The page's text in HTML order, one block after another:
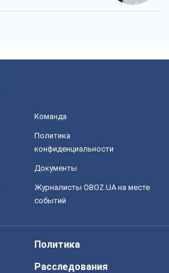
Команда
Политика
конфиденциальности
Документы
Журналисты OBOZ.UA на месте
событий
Политика
Расследования